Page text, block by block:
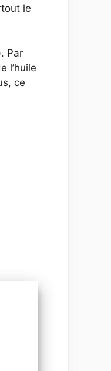
le
Par
l’huile
ce